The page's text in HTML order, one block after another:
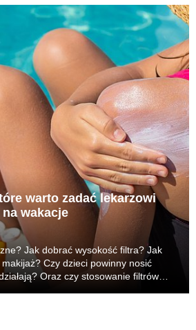
oraz poczucie spr...
warto zadać lekarzowi
wakacje
Jak dobrać wysokość filtra? Jak
Czy dzieci powinny nosić
Oraz czy stosowanie filtrów